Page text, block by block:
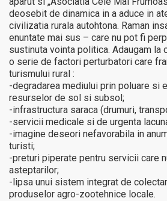
deosebit de dinamica in a aduce in
civilizatia rurala autohtona. Raman
enuntate mai sus – care nu pot fi
sustinuta vointa politica. Adaugam la
o serie de factori perturbatori care
turismului rural :
-degradarea mediului prin poluare si
resurselor de sol si subsol;
-infrastructura saraca (drumuri,
-servicii medicale si de urgenta
-imagine deseori nefavorabila in
turisti;
-preturi piperate pentru servicii care
asteptarilor;
-lipsa unui sistem integrat de
produselor agro-zootehnice locale.